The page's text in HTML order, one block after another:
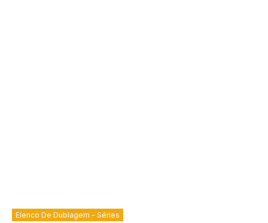
Elenco De Dublagem - Séries